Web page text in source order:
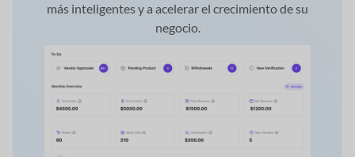
más inteligentes y a acelerar el crecimiento de su
negocio.